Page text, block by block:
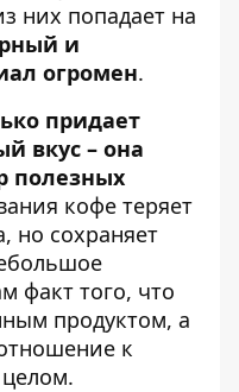
них попадает на
и
огромен.
придает
вкус – она
полезных
кофе теряет
но сохраняет
факт того, что
продуктом, а
к